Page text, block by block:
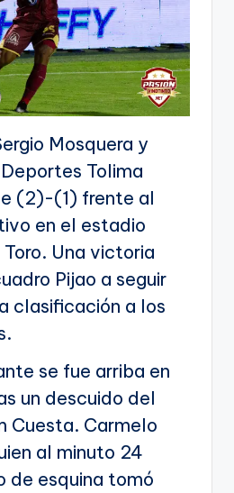
Mosquera y
Tolima
(2)-(1) frente al
en el estadio
Una victoria
Pijao a seguir
clasificación a los
se fue arriba en
un descuido del
Cuesta. Carmelo
al minuto 24
de esquina tomó